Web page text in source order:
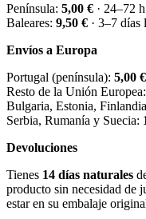
Península: 5,00 € · 24–72
Baleares: 9,50 € · 3–7 días
Envíos a Europa
Portugal (península): 5,00 €
Resto de la Unión Europea:
Bulgaria, Estonia,
Serbia, Rumanía y Suecia:
Devoluciones
Tienes 14 días naturales
producto sin necesidad de
estar en su embalaje